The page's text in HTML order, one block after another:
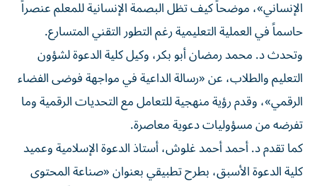
الإنساني»، موضحاً كيف تظل البصمة الإنسانية للمعلم عنصراً
حاسماً في العملية التعليمية رغم التطور التقني المتسارع.
وتحدث د. محمد رمضان أبو بكر، وكيل كلية الدعوة لشؤون
التعليم والطلاب، عن «رسالة الداعية في مواجهة فوضى الفضاء
الرقمي»، وقدم رؤية منهجية للتعامل مع التحديات الرقمية وما
تفرضه من مسؤوليات دعوية معاصرة.
كما تقدم د. أحمد أحمد غلوش، أستاذ الدعوة الإسلامية وعميد
كلية الدعوة الأسبق، بطرح تطبيقي بعنوان «صناعة المحتوى